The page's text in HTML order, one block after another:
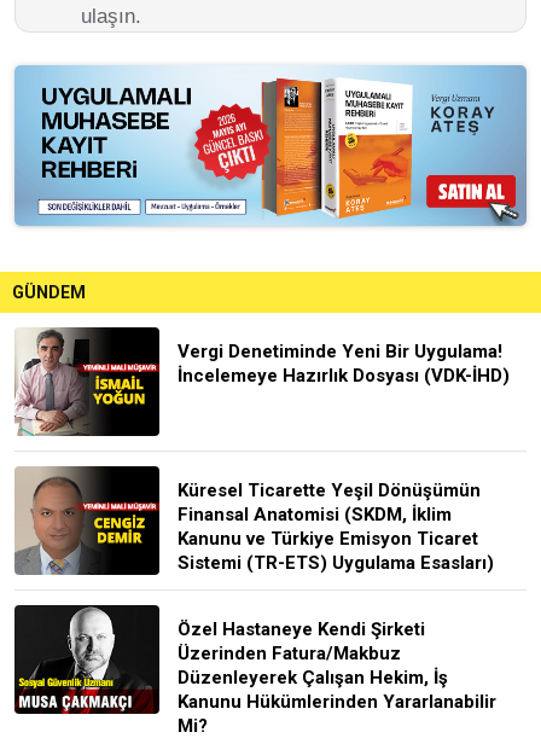
ulaşın.
GÜNDEM
Vergi Denetiminde Yeni Bir Uygulama!
İncelemeye Hazırlık Dosyası (VDK-İHD)
Küresel Ticarette Yeşil Dönüşümün
Finansal Anatomisi (SKDM, İklim
Kanunu ve Türkiye Emisyon Ticaret
Sistemi (TR-ETS) Uygulama Esasları)
Özel Hastaneye Kendi Şirketi
Üzerinden Fatura/Makbuz
Düzenleyerek Çalışan Hekim, İş
Kanunu Hükümlerinden Yararlanabilir
Mi?